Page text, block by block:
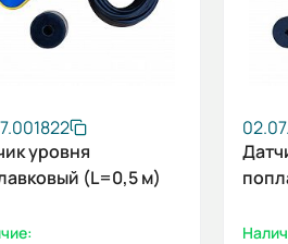
уровня
(L=0,5 м)